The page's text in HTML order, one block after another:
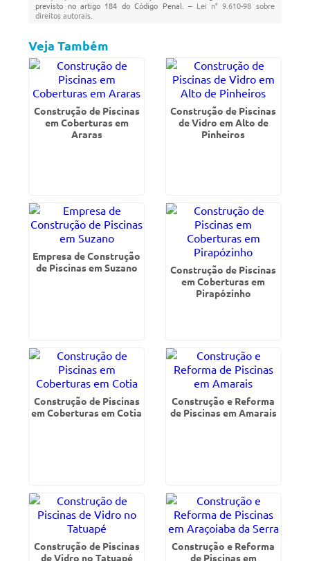
previsto no artigo 184 do Código Penal. – Lei n° 9.610-98 sobre
direitos autorais
Veja Também
Construção de Piscinas
em Coberturas em
Araras
Construção de Piscinas
de Vidro em Alto de
Pinheiros
Empresa de Construção
de Piscinas em Suzano
Construção de Piscinas
em Coberturas em
Pirapózinho
Construção de Piscinas
em Coberturas em Cotia
Construção e Reforma
de Piscinas em Amarais
Construção de Piscinas
de Vidro no Tatuapé
Construção e Reforma
de Piscinas em